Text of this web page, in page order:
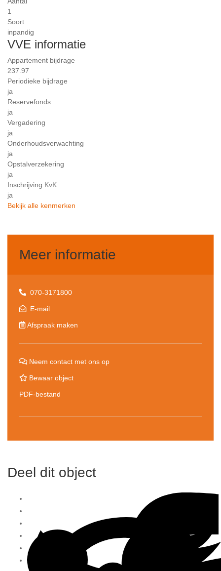
1
Soort
inpandig
VVE informatie
Appartement bijdrage
237.97
Periodieke bijdrage
ja
Reservefonds
ja
Vergadering
ja
Onderhoudsverwachting
ja
Opstalverzekering
ja
Inschrijving KvK
ja
Bekijk alle kenmerken
Meer informatie
070-3171800
E-mail
Afspraak maken
Neem contact met ons op
Bewaar object
PDF-bestand
Deel dit object